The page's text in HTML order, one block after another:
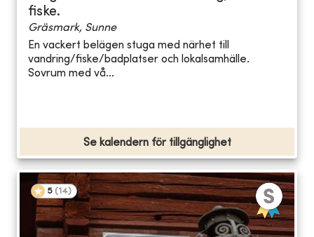
fiske.
Gräsmark, Sunne
En vackert belägen stuga med närhet till
vandring/fiske/badplatser och lokalsamhälle.
Sovrum med vå...
Se kalendern för tillgänglighet
5 (14)